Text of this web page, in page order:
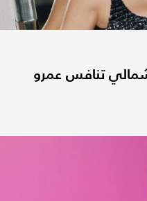
تنافس عمرو